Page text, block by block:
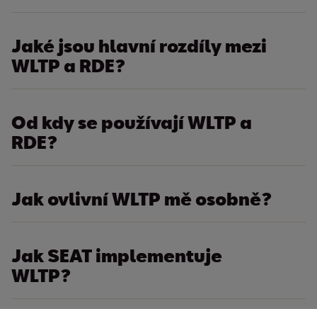
Jaké jsou hlavní rozdíly mezi
WLTP a RDE?
Od kdy se používají WLTP a
RDE?
Jak ovlivní WLTP mě osobně?
Jak SEAT implementuje
WLTP?